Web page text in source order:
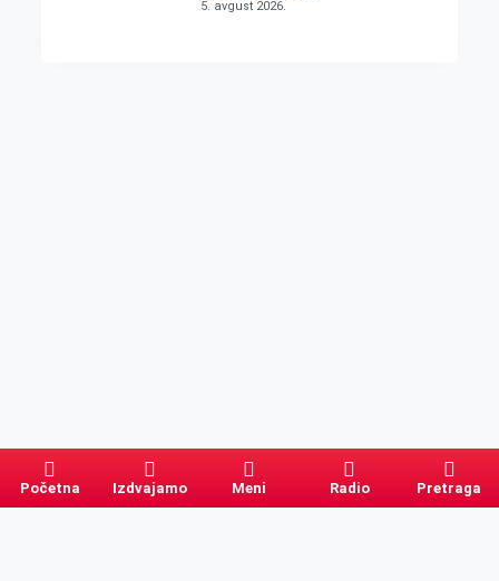
5. avgust 2026.
Početna Izdvajamo Meni Radio Pretraga